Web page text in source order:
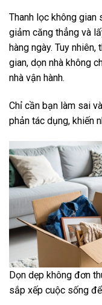
Thanh lọc không
giảm căng thẳng và
hàng ngày. Tuy
gian, dọn nhà không
nhà vận hành.
Chỉ cần bạn làm sai
phản tác dụng, khiến
Dọn dẹp không đơn
sắp xếp cuộc sống